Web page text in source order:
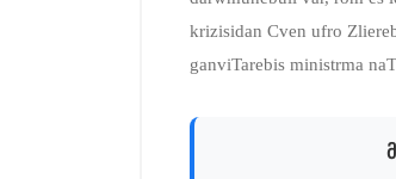
krizisidan Cven ufro
ganviTarebis ministrma